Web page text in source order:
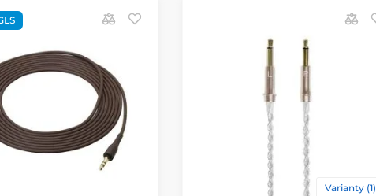
Varianty (1)